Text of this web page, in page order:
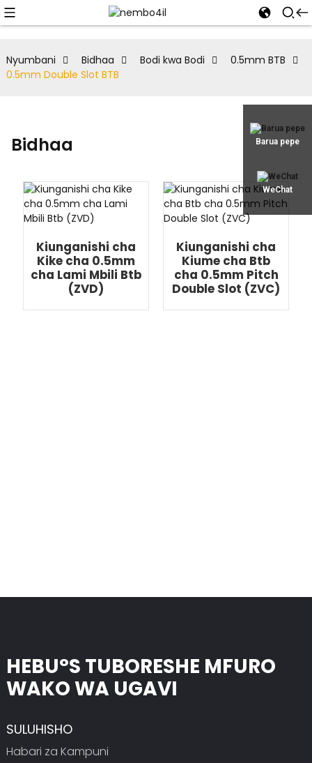
Barua pepe
WeChat
Nyumbani Bidhaa Bodi kwa Bodi
0.5mm BTB
0.5mm Double Slot BTB
Bidhaa
Kiunganishi cha
Kike cha 0.5mm
cha Lami Mbili Btb
(ZVD)
Kiunganishi cha
Kiume cha Btb
cha 0.5mm Pitch
Double Slot (ZVC)
HEBU°S TUBORESHE MFURO
WAKO WA UGAVI
SULUHISHO
Habari za Kampuni